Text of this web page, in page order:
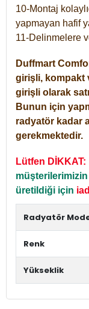
10-Montaj
yapmayan hafif
11-Delinmelere
Duffmart
girişli, kompakt
girişli olarak
Bunun için
radyatör kadar
gerekmektedir.
Lütfen DİKKAT:
üretildiği için
Radyatör
Renk
Yükseklik